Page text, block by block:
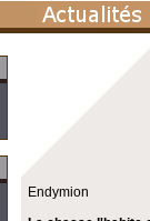
Endymion